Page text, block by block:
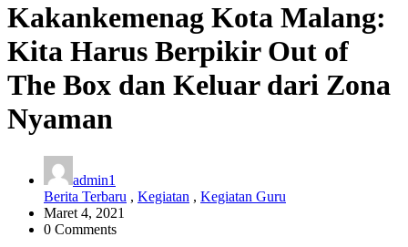
Kakankemenag Kota Malang:
Kita Harus Berpikir Out of
The Box dan Keluar dari Zona
Nyaman
admin1
Berita Terbaru , Kegiatan , Kegiatan Guru
Maret 4, 2021
0 Comments